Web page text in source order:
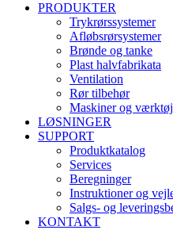
PRODUKTER
Trykrørssystemer
Afløbsrørsystemer
Brønde og tanke
Plast halvfabrikata
Ventilation
Rør tilbehør
Maskiner og
LØSNINGER
SUPPORT
Produktkatalog
Services
Beregninger
Instruktioner og
Salgs- og
KONTAKT